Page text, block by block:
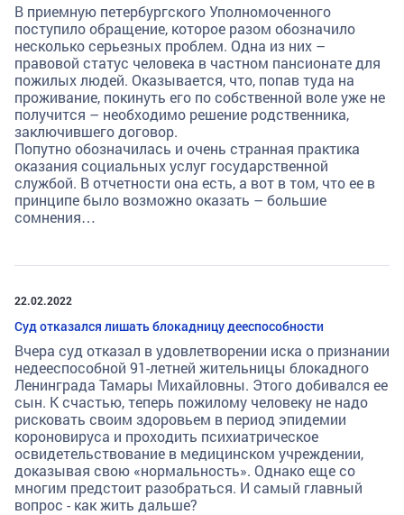
В приемную петербургского Уполномоченного
поступило обращение, которое разом обозначило
несколько серьезных проблем. Одна из них –
правовой статус человека в частном пансионате для
пожилых людей. Оказывается, что, попав туда на
проживание, покинуть его по собственной воле уже не
получится – необходимо решение родственника,
заключившего договор.
Попутно обозначилась и очень странная практика
оказания социальных услуг государственной
службой. В отчетности она есть, а вот в том, что ее в
принципе было возможно оказать – большие
сомнения…
22.02.2022
Суд отказался лишать блокадницу дееспособности
Вчера суд отказал в удовлетворении иска о признании
недееспособной 91-летней жительницы блокадного
Ленинграда Тамары Михайловны. Этого добивался ее
сын. К счастью, теперь пожилому человеку не надо
рисковать своим здоровьем в период эпидемии
короновируса и проходить психиатрическое
освидетельствование в медицинском учреждении,
доказывая свою «нормальность». Однако еще со
многим предстоит разобраться. И самый главный
вопрос - как жить дальше?